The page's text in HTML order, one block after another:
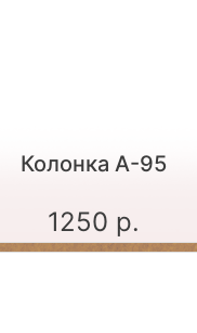
Колонка А-95
1250 р.